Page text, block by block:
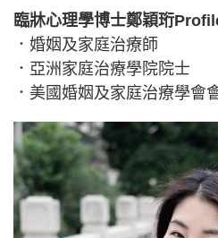
臨牀心理學博士鄭穎珩
．婚姻及家庭治療師
．亞洲家庭治療學院院士
．美國婚姻及家庭治療學會